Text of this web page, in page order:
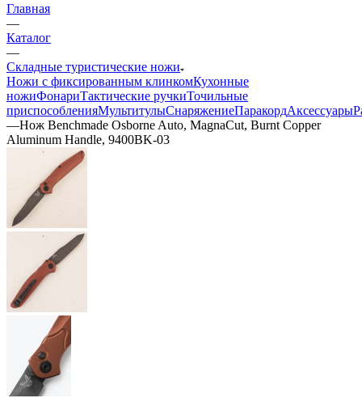
Главная
—
Каталог
—
Складные туристические ножи
Ножи с фиксированным клинкомКухонные
ножиФонариТактические ручкиТочильные
приспособленияМультитулыСнаряжениеПаракордАксессуары
—Нож Benchmade Osborne Auto, MagnaCut, Burnt Copper
Aluminum Handle, 9400BK-03